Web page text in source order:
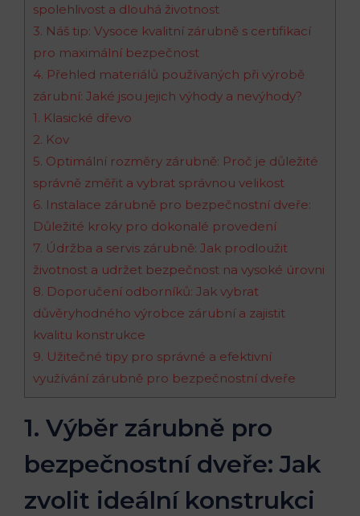
spolehlivost a dlouhá životnost
3. Náš tip: Vysoce kvalitní zárubně s certifikací
pro maximální bezpečnost
4. Přehled materiálů používaných při výrobě
zárubní: Jaké jsou jejich výhody a nevýhody?
1. Klasické dřevo
2. Kov
5. Optimální rozměry zárubně: Proč je důležité
správně změřit a vybrat správnou velikost
6. Instalace zárubně pro bezpečnostní dveře:
Důležité kroky pro dokonalé provedení
7. Údržba a servis zárubně: Jak prodloužit
životnost a udržet bezpečnost na vysoké úrovni
8. Doporučení odborníků: Jak vybrat
důvěryhodného výrobce zárubní a zajistit
kvalitu konstrukce
9. Užitečné tipy pro správné a efektivní
využívání zárubně pro bezpečnostní dveře
1. Výběr zárubně pro
bezpečnostní dveře: Jak
zvolit ideální konstrukci